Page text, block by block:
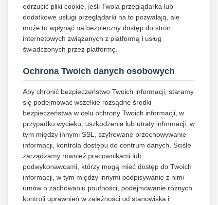
odrzucić pliki cookie, jeśli Twoja przeglądarka lub
dodatkowe usługi przeglądarki na to pozwalają, ale
może to wpłynąć na bezpieczny dostęp do stron
internetowych związanych z platformą i usług
świadczonych przez platformę.
Ochrona Twoich danych osobowych
Aby chronić bezpieczeństwo Twoich informacji, staramy
się podejmować wszelkie rozsądne środki
bezpieczeństwa w celu ochrony Twoich informacji, w
przypadku wycieku, uszkodzenia lub utraty informacji, w
tym między innymi SSL, szyfrowane przechowywanie
informacji, kontrola dostępu do centrum danych. Ściśle
zarządzamy również pracownikami lub
podwykonawcami, którzy mogą mieć dostęp do Twoich
informacji, w tym między innymi podpisywanie z nimi
umów o zachowaniu poufności, podejmowanie różnych
kontroli uprawnień w zależności od stanowiska i